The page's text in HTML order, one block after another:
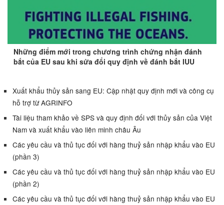
Những điểm mới trong chương trình chứng nhận đánh
bắt của EU sau khi sửa đổi quy định về đánh bắt IUU
Xuất khẩu thủy sản sang EU: Cập nhật quy định mới và công cụ
hỗ trợ từ AGRINFO
Tài liệu tham khảo về SPS và quy định đối với thủy sản của Việt
Nam và xuất khẩu vào liên minh châu Âu
Các yêu cầu và thủ tục đối với hàng thuỷ sản nhập khẩu vào EU
(phần 3)
Các yêu cầu và thủ tục đối với hàng thuỷ sản nhập khẩu vào EU
(phần 2)
Các yêu cầu và thủ tục đối với hàng thuỷ sản nhập khẩu vào EU